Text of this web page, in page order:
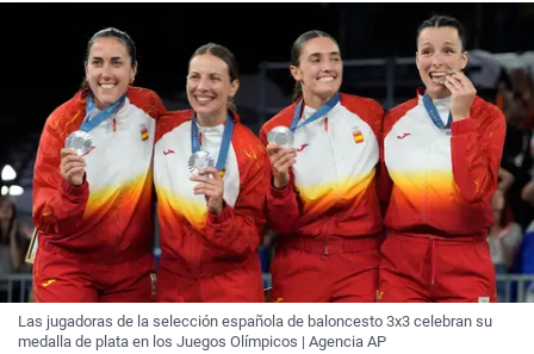
Las jugadoras de la selección española de baloncesto 3x3 celebran su
medalla de plata en los Juegos Olímpicos | Agencia AP